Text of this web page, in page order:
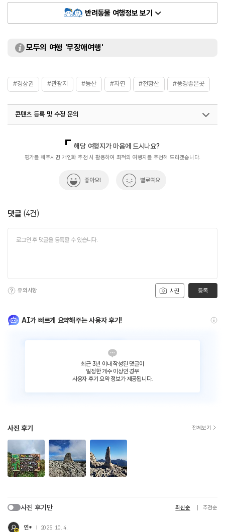
반려동물 여행정보 보기
모두의 여행 '무장애여행'
#경상권 #관광지 #등산 #자연 #천황산 #풍경좋은곳
콘텐츠 등록 및 수정 문의
지역콘텐츠육성팀(반려동물동반여행)
02-7299-582
해당 여행지가 마음에 드시나요?
평가를 해주시면 개인화 추천 시 활용하여 최적의 여행지를 추천해 드리겠습니다.
좋아요! 별로예요
댓글 (4건)
사진
유의사항 등록
AI가 빠르게 요약해주는 사용자 후기!
최근 3년 이내 작성된 댓글이
일정한 개수 이상인 경우
사용자 후기 요약 정보가 제공됩니다.
사진 후기 전체보기
사진 후기만 최신순 추천순
연* 2025. 10. 4.